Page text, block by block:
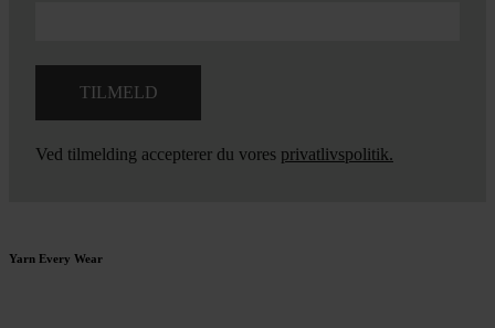
Ved tilmelding accepterer du vores privatlivspolitik.
Yarn Every Wear